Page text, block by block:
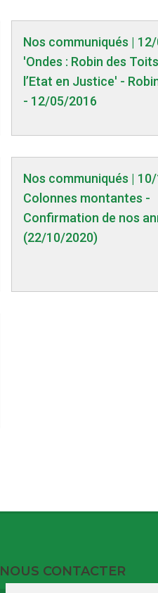
Nos communiqués |
'Ondes : Robin des
l’Etat en Justice' -
- 12/05/2016
Nos communiqués |
Colonnes montantes -
Confirmation de nos
(22/10/2020)
NOUS CONTACTER